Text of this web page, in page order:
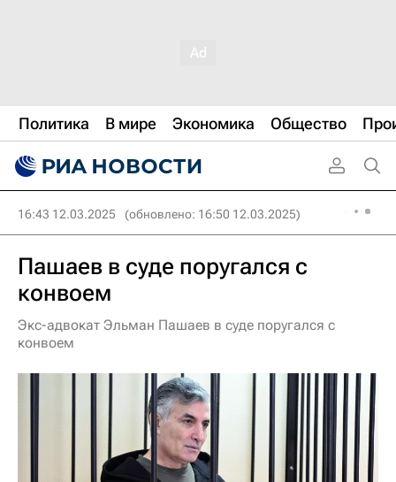
Политика В мире Экономика Общество
16:43 12.03.2025 (обновлено: 16:50 12.03.2025)
Пашаев в суде поругался с
конвоем
Экс-адвокат Эльман Пашаев в суде поругался с
конвоем